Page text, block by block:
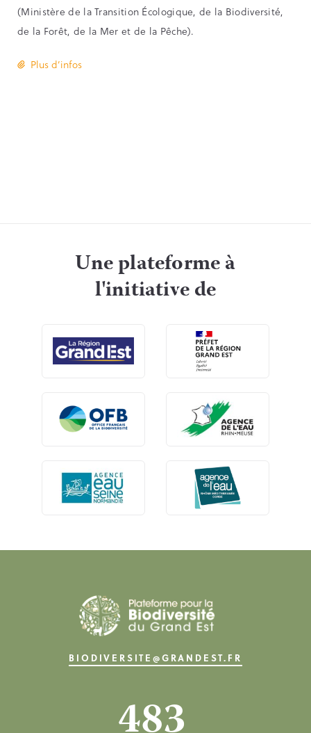
(Ministère de la Transition Écologique, de la Biodiversité,
de la Forêt, de la Mer et de la Pêche).
Plus d’infos
Une plateforme à
l'initiative de
BIODIVERSITE@GRANDEST.FR